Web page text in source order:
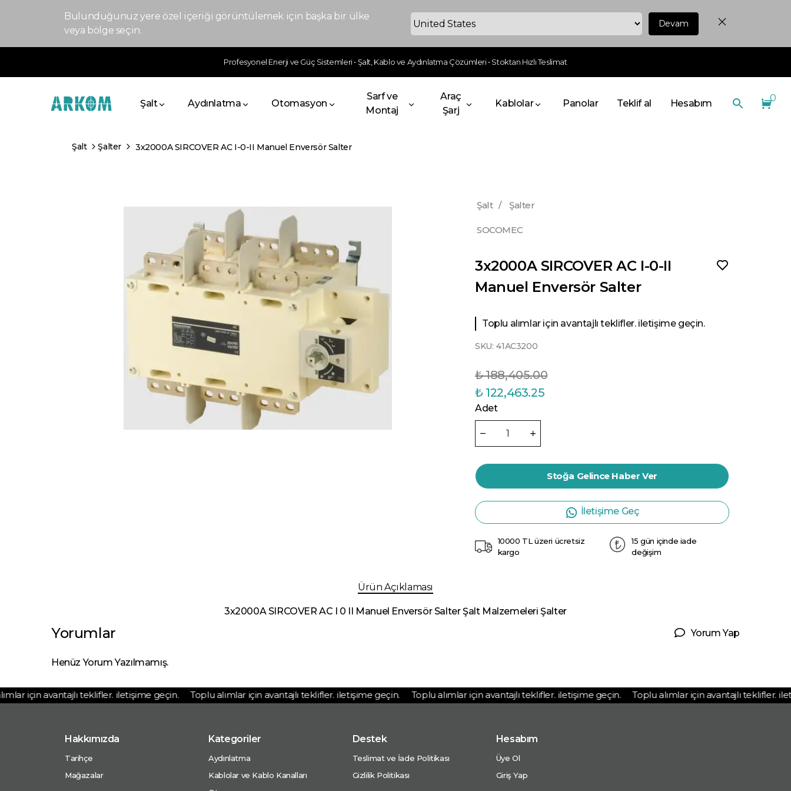
Bulunduğunuz yere özel içeriği görüntülemek için başka bir ülke
veya bölge seçin.
Devam
Profesyonel Enerji ve Güç Sistemleri • Şalt, Kablo ve Aydınlatma Çözümleri • Stoktan Hızlı Teslimat
Şalt Aydınlatma Otomasyon
Sarf ve
Montaj
Araç
Şarj
Kablolar Panolar Teklif al Hesabım 0
Şalt Şalter 3x2000A SIRCOVER AC I-0-II Manuel Enversör Salter
Şalt / Şalter
SOCOMEC
3x2000A SIRCOVER AC I-0-II
Manuel Enversör Salter
Toplu alımlar için avantajlı teklifler. iletişime geçin.
SKU: 41AC3200
₺ 188,405.00
₺ 122,463.25
Adet
Stoğa Gelince Haber Ver
İletişime Geç
10000 TL üzeri ücretsiz
kargo
15 gün içinde iade
değişim
Ürün Açıklaması
3x2000A SIRCOVER AC I 0 II Manuel Enversör Salter Şalt Malzemeleri Şalter
Yorumlar Yorum Yap
Henüz Yorum Yazılmamış.
için avantajlı teklifler. iletişime geçin. Toplu alımlar için avantajlı teklifler. iletişime geçin. Toplu alımlar için avantajlı teklifler. iletişime geçin. Toplu alımlar için avantajlı teklifler.
Hakkımızda
Tarihçe
Mağazalar
Kategoriler
Aydınlatma
Kablolar ve Kablo Kanalları
Destek
Teslimat ve İade Politikası
Gizlilik Politikası
Hesabım
Üye Ol
Giriş Yap